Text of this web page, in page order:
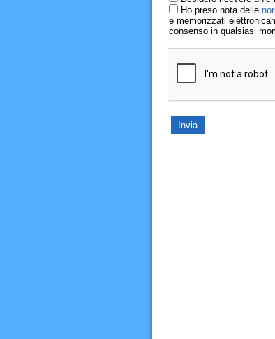
Ho preso nota delle
e memorizzati
consenso in qualsiasi